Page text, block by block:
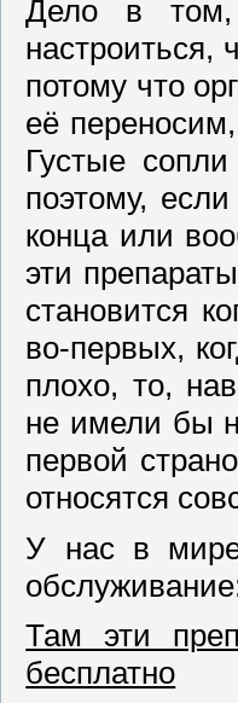
Дело в том,
настроиться,
потому что
её
Густые
поэтому,
конца или
эти
становится
во-первых,
плохо, то,
не имели бы
первой
относятся
У нас в мире
Там эти
бесплатно